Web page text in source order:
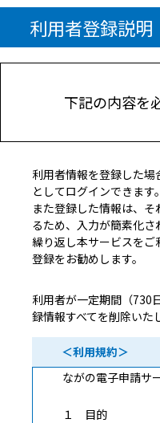
利用者登録説明
下記の内容を
利用者情報を登録した
としてログインできます。
また登録した情報は、
るため、入力が簡素化さ
繰り返し本サービスを
登録をお勧めします。
利用者が一定期間（730
録情報すべてを削除いた
＜利用規約＞
ながの電子申請
１ 目的